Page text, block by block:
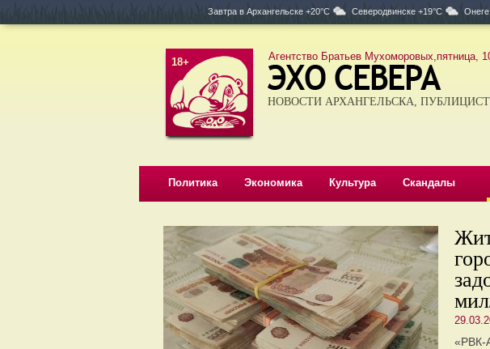
Завтра в Архангельске +20°C Северодвинске +19°C Онеге
18+ Агентство Братьев Мухоморовых,пятница,
НОВОСТИ АРХАНГЕЛЬСКА,
Политика Экономика Культура Скандалы
«РВК-